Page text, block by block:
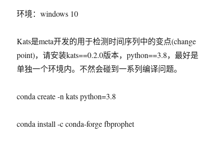
环境：windows 10
Kats是meta开发的用于检测时间序列中的变点(change
point)，请安装kats==0.2.0版本，python==3.8，最好是
单独一个环境内。不然会碰到一系列编译问题。
conda create -n kats python=3.8
conda install -c conda-forge fbprophet